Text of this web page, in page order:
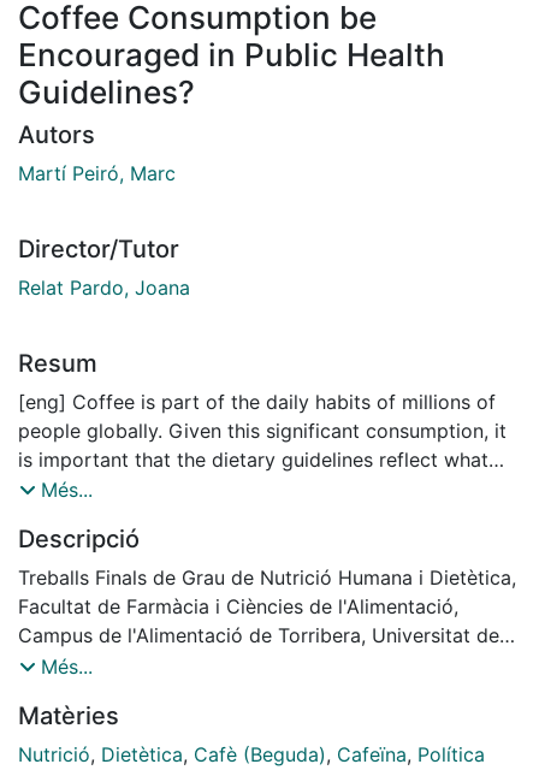
Coffee Consumption be
Encouraged in Public Health
Guidelines?
Autors
Martí Peiró, Marc
Director/Tutor
Relat Pardo, Joana
Resum
[eng] Coffee is part of the daily habits of millions of
people globally. Given this significant consumption, it
is important that the dietary guidelines reflect what
effects this consumption may have on people's health.
regarding coffee consumption, consumers’ perception
of possible coffee health benefits, and the current
recommendations given in Food-Based Dietary
Guidelines (FBDG) to assess whether these are up to
date and therefore, if coffee consumption should be
obtained though the search in different databases.
Selection criteria were broad for the introductory
Més...
Descripció
Treballs Finals de Grau de Nutrició Humana i Dietètica,
Facultat de Farmàcia i Ciències de l'Alimentació,
Campus de l'Alimentació de Torribera, Universitat de
Barcelona. Curs: 2020-2021. Tutor: Joana Relat Pardo
Més...
Matèries
Nutrició, Dietètica, Cafè (Beguda), Cafeïna, Política